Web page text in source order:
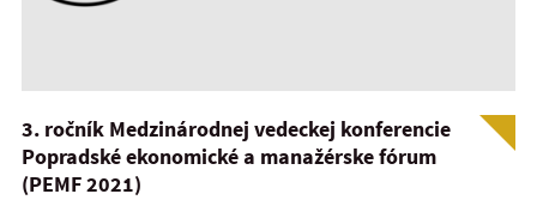
3. ročník Medzinárodnej vedeckej konferencie
Popradské ekonomické a manažérske fórum
(PEMF 2021)